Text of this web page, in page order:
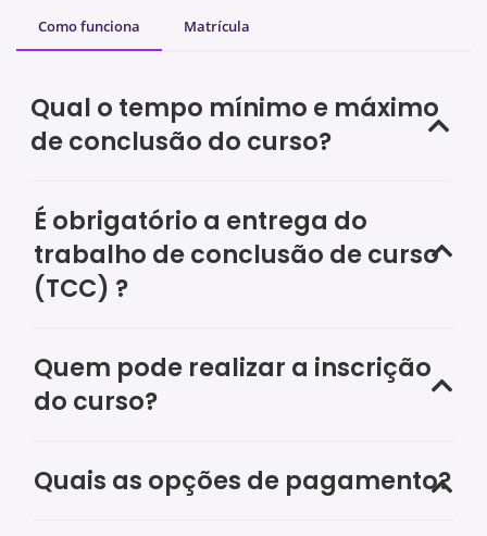
Como funciona Matrícula
Qual o tempo mínimo e máximo
de conclusão do curso?
É obrigatório a entrega do
trabalho de conclusão de curso
(TCC) ?
Quem pode realizar a inscrição
do curso?
Quais as opções de pagamento?